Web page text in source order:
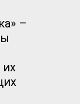
–
их